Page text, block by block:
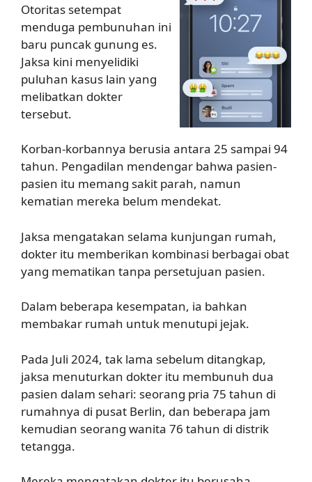
Otoritas setempat
menduga pembunuhan ini
baru puncak gunung es.
Jaksa kini menyelidiki
puluhan kasus lain yang
melibatkan dokter
tersebut.
Korban-korbannya berusia antara 25 sampai 94
tahun. Pengadilan mendengar bahwa pasien-
pasien itu memang sakit parah, namun
kematian mereka belum mendekat.
Jaksa mengatakan selama kunjungan rumah,
dokter itu memberikan kombinasi berbagai obat
yang mematikan tanpa persetujuan pasien.
Dalam beberapa kesempatan, ia bahkan
membakar rumah untuk menutupi jejak.
Pada Juli 2024, tak lama sebelum ditangkap,
jaksa menuturkan dokter itu membunuh dua
pasien dalam sehari: seorang pria 75 tahun di
rumahnya di pusat Berlin, dan beberapa jam
kemudian seorang wanita 76 tahun di distrik
tetangga.